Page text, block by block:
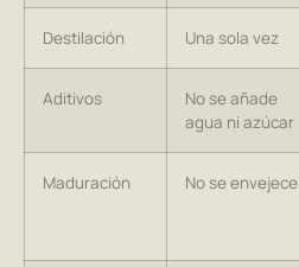
Destilación Una sola vez
Aditivos
No se añade
agua ni azúcar
Maduración No se envejece